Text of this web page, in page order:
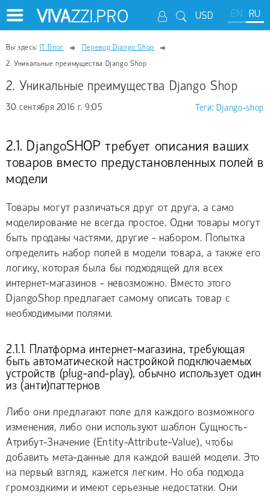
USD EN RU
VIVAZZI.PRO
Вы здесь: IT Блог Перевод Django Shop
2. Уникальные преимущества Django Shop
2. Уникальные преимущества Django Shop
30 сентября 2016 г. 9:05 Теги: Django-shop
2.1. DjangoSHOP требует описания ваших
товаров вместо предустановленных полей в
модели
Товары могут различаться друг от друга, а само
моделирование не всегда простое. Одни товары могут
быть проданы частями, другие - набором. Попытка
определить набор полей в модели товара, а также его
логику, которая была бы подходящей для всех
интернет-магазинов - невозможно. Вместо этого
DjangoShop предлагает самому описать товар с
необходимыми полями.
2.1.1. Платформа интернет-магазина, требующая
быть автоматической настройкой подключаемых
устройств (plug-and-play), обычно использует один
из (анти)паттернов
Либо они предлагают поле для каждого возможного
изменения, либо они используют шаблон Сущность-
Атрибут-Значение (Entity-Attribute-Value), чтобы
добавить мета-данные для каждой вашей модели. Это
на первый взгляд, кажется легким. Но оба подхода
громоздкими и имеют серьезные недостатки. Они